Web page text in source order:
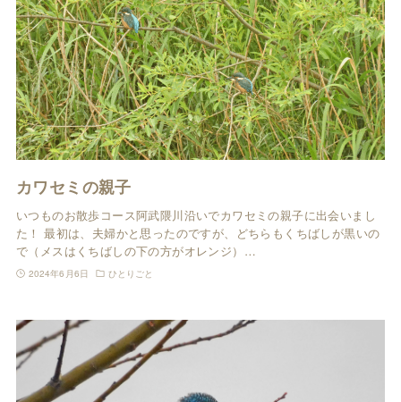
カワセミの親子
いつものお散歩コース阿武隈川沿いでカワセミの親子に出会いまし
た！ 最初は、夫婦かと思ったのですが、どちらもくちばしが黒いの
で（メスはくちばしの下の方がオレンジ）…
2024年6月6日 ひとりごと